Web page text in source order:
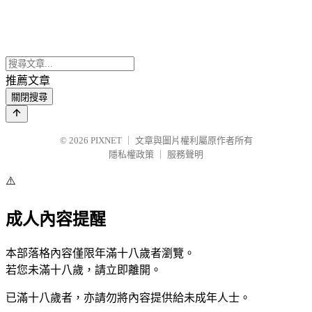
推薦文章
關閉搜尋
© 2026 PIXNET
文章與圖片權利屬原作者所有
隱私權政策
服務聲明
⚠️
成人內容提醒
本部落格內容僅限年滿十八歲者瀏覽。
若您未滿十八歲，請立即離開。
已滿十八歲者，亦請勿將內容提供給未成年人士。